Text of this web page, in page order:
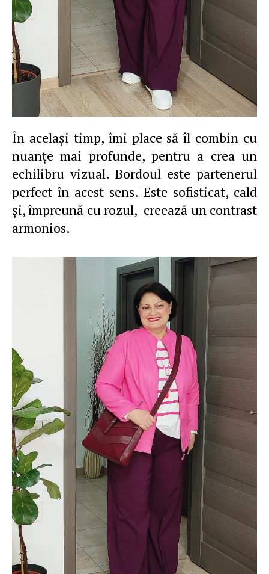
În acelaşi timp, îmi place să îl combin cu
nuanţe mai profunde, pentru a crea un
echilibru vizual. Bordoul este partenerul
perfect în acest sens. Este sofisticat, cald
şi, împreună cu rozul, creează un contrast
armonios.